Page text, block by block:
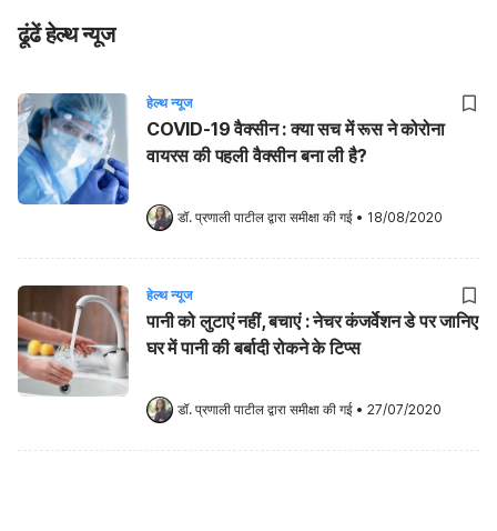
ढूंढें हेल्थ न्यूज
हेल्थ न्यूज
COVID-19 वैक्सीन : क्या सच में रूस ने कोरोना
वायरस की पहली वैक्सीन बना ली है?
डॉ. प्रणाली पाटील द्वारा समीक्षा की गई • 18/08/2020
हेल्थ न्यूज
पानी को लुटाएं नहीं, बचाएं : नेचर कंजर्वेशन डे पर जानिए
घर में पानी की बर्बादी रोकने के टिप्स
डॉ. प्रणाली पाटील द्वारा समीक्षा की गई • 27/07/2020